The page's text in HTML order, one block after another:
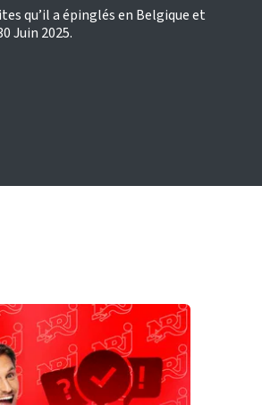
qu’il a épinglés en Belgique et
Juin 2025.